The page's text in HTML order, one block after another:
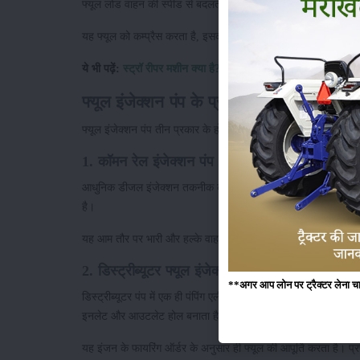
फ्यूल लोड वाहन की स्पीड से बदलता रहता है। अब फ्यूल इंजेक्शन
यह फ्यूल को कम्प्रैस करता है, इसका प्रैशर बढ़ाता है और कैम प्लंजर
ये भी पढ़ें: स्ट्रॉ रीपर मशीन क्या है? तुड़ी बनाने की प्रक्रिया और
फ्यूल इंजेक्शन पंप के प्रकार
फ्यूल इंजेक्शन पंप तीन प्रकार के होते हैं:
आधुनिक डीजल इंजेक्शन तकनीक का एक महत्वपूर्ण हिस्सा कॉमन रेल
है।
यह आम तौर पर भारी और हल्के वाहनों, ट्रैक्टरों और कंपनियों में उपयोग
2. डिस्ट्रीब्यूटर फ्यूल इंजेक्शन पंप
डिस्ट्रीब्यूटर पंप में एक ही पंपिंग एलीमेंट होता है, जो सिलेंडर के
इनलेट और आउटलेट होल बनाता है।
यह इंजन के फायरिंग ऑर्डर के अनुसार ही फ्यूल की आपूर्ति करता है।
**अगर आप लोन पर ट्रैक्टर लेना